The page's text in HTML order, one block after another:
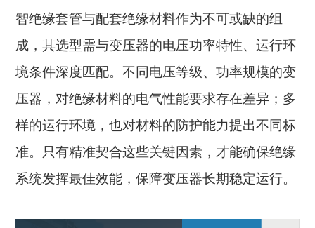
智绝缘套管与配套绝缘材料作为不可或缺的组
成，其选型需与变压器的电压功率特性、运行环
境条件深度匹配。不同电压等级、功率规模的变
压器，对绝缘材料的电气性能要求存在差异；多
样的运行环境，也对材料的防护能力提出不同标
准。只有精准契合这些关键因素，才能确保绝缘
系统发挥最佳效能，保障变压器长期稳定运行。